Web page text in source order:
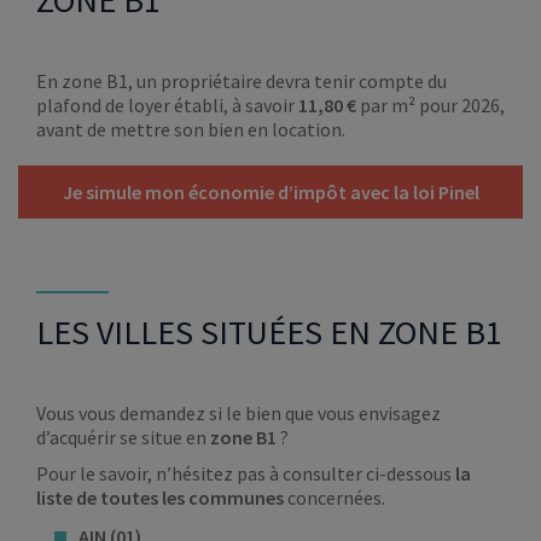
En zone B1, un propriétaire devra tenir compte du
plafond de loyer établi, à savoir 11,80 € par m² pour 2026,
avant de mettre son bien en location.
Je simule mon économie d’impôt avec la loi Pinel
LES VILLES SITUÉES EN ZONE B1
Vous vous demandez si le bien que vous envisagez
d’acquérir se situe en zone B1 ?
Pour le savoir, n’hésitez pas à consulter ci-dessous la
liste de toutes les communes concernées.
AIN (01)